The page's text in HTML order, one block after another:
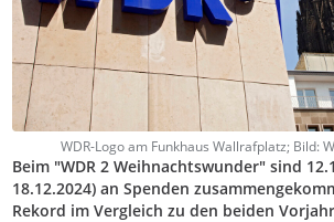
WDR-Logo am Funkhaus Wallrafplatz; Bild:
Beim "WDR 2 Weihnachtswunder" sind
18.12.2024) an Spenden
Rekord im Vergleich zu den beiden